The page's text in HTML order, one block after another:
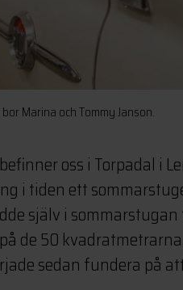
Marina och Tommy Janson.
oss i Torpadal i
i tiden ett
själv i
de 50
sedan fundera på